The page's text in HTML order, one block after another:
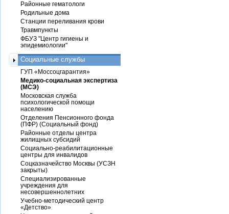
Районные гематологи
Родильные дома
Станции переливания крови
Травмпункты
ФБУЗ "Центр гигиены и
эпидемиологии"
Социальные службы
ГУП «Моссоцгарантия»
Медико-социальная экспертиза
(МСЭ)
Московская служба
психологической помощи
населению
Отделения Пенсионного фонда
(ПФР) (Социальный фонд)
Районные отделы центра
жилищных субсидий
Социально-реабилитационные
центры для инвалидов
Соцказначейство Москвы (УСЗН
закрыты)
Специализированные
учреждения для
несовершеннолетних
Учебно-методический центр
«Детство»